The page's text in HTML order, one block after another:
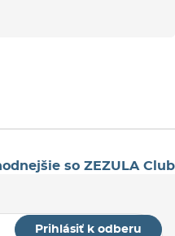
so ZEZULA Club
Prihlásiť k odberu